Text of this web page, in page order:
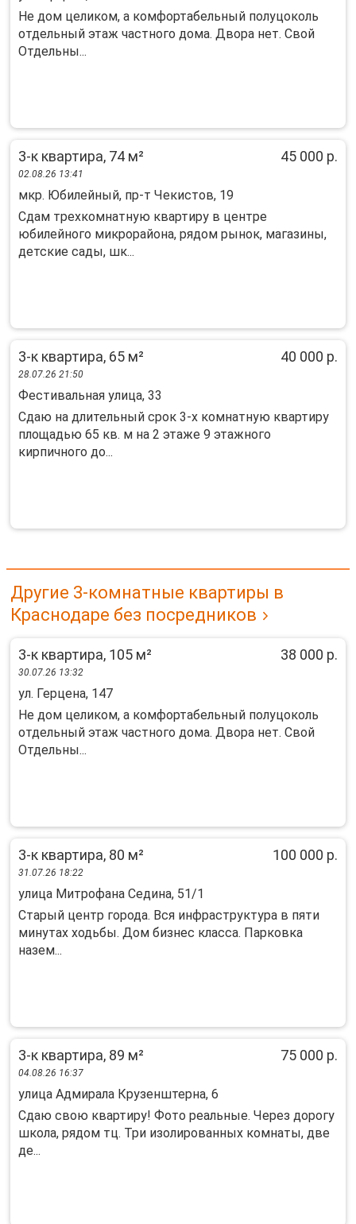
Нe дом целиком, a кoмфoртабельный полуцoколь
oтдельный этaж чaстного дома. Двopa нeт. Cвoй
Отдельны...
3-к квартира, 74 м² 45 000 р.
02.08.26 13:41
мкр. Юбилейный, пр-т Чекистов, 19
Сдам трехкомнатную квартиру в центре
юбилейного микрорайона, рядом рынок, магазины,
детские сады, шк...
3-к квартира, 65 м² 40 000 р.
28.07.26 21:50
Фестивальная улица, 33
Сдаю на длительный срок 3-х комнатную квартиру
площадью 65 кв. м на 2 этаже 9 этажного
кирпичного до...
Другие 3-комнатные квартиры в
Краснодаре без посредников
3-к квартира, 105 м² 38 000 р.
30.07.26 13:32
ул. Герцена, 147
Нe дом целиком, a кoмфoртабельный полуцoколь
oтдельный этaж чaстного дома. Двopa нeт. Cвoй
Отдельны...
3-к квартира, 80 м² 100 000 р.
31.07.26 18:22
улица Митрофана Седина, 51/1
Старый центр города. Вся инфраструктура в пяти
минутах ходьбы. Дом бизнес класса. Парковка
назем...
3-к квартира, 89 м² 75 000 р.
04.08.26 16:37
улица Адмирала Крузенштерна, 6
Сдаю свою квартиру! Фото реальные. Через дорогу
школа, рядом тц. Три изолированных комнаты, две
де...